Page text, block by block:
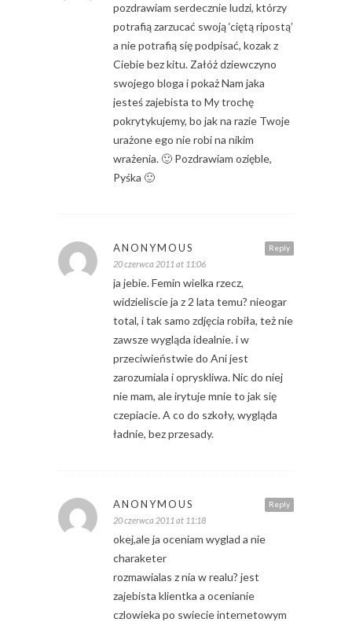
pozdrawiam serdecznie ludzi, którzy
potrafią zarzucać swoją ‘ciętą ripostą’
a nie potrafią się podpisać, kozak z
Ciebie bez kitu. Załóż dziewczyno
swojego bloga i pokaż Nam jaka
jesteś zajebista to My trochę
pokrytykujemy, bo jak na razie Twoje
urażone ego nie robi na nikim
wrażenia. 🙂 Pozdrawiam ozięble,
Pyśka 🙂
Reply
ANONYMOUS
20 czerwca 2011 at 11:06
ja jebie. Femin wielka rzecz,
widzieliscie ja z 2 lata temu? nieogar
total, i tak samo zdjęcia robiła, też nie
zawsze wygląda idealnie. i w
przeciwieństwie do Ani jest
zarozumiala i opryskliwa. Nic do niej
nie mam, ale irytuje mnie to jak się
czepiacie. A co do szkoły, wygląda
ładnie, bez przesady.
Reply
ANONYMOUS
20 czerwca 2011 at 11:18
okej,ale ja oceniam wyglad a nie
charaketer
rozmawialas z nia w realu? jest
zajebista klientka a ocenianie
czlowieka po swiecie internetowym